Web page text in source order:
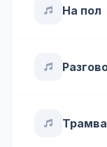
На пол